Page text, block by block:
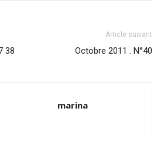
38
Article suivant
Octobre 2011 . N°40
marina